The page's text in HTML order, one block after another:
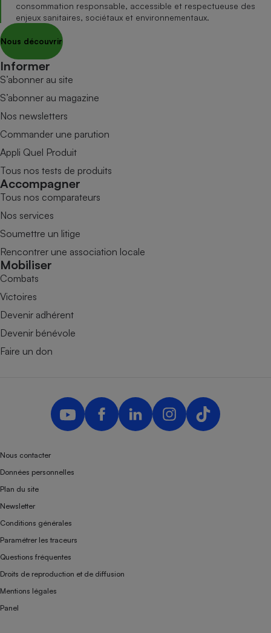
consommation responsable, accessible et respectueuse des
enjeux sanitaires, sociétaux et environnementaux.
Nous découvrir
Informer
S’abonner au site
S’abonner au magazine
Nos newsletters
Commander une parution
Appli Quel Produit
Tous nos tests de produits
Accompagner
Tous nos comparateurs
Nos services
Soumettre un litige
Rencontrer une association locale
Mobiliser
Combats
Victoires
Devenir adhérent
Devenir bénévole
Faire un don
Nous contacter
Données personnelles
Plan du site
Newsletter
Conditions générales
Paramétrer les traceurs
Questions fréquentes
Droits de reproduction et de diffusion
Mentions légales
Panel